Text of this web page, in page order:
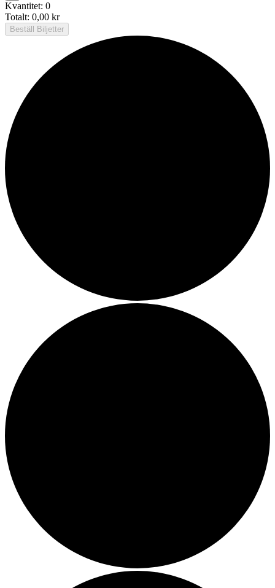
Ledare
biljett
kvantitet
för
Ledare
Kvantitet: 0
Totalt: 0,00 kr
Beställ Biljetter